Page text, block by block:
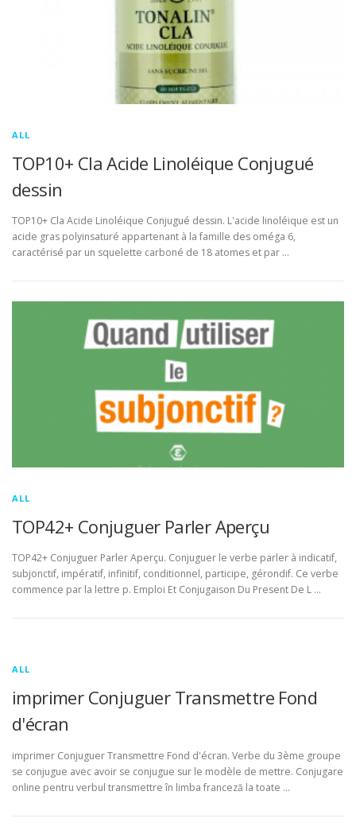
ALL
TOP10+ Cla Acide Linoléique Conjugué
dessin
TOP10+ Cla Acide Linoléique Conjugué dessin. L'acide linoléique est un
acide gras polyinsaturé appartenant à la famille des oméga 6,
caractérisé par un squelette carboné de 18 atomes et par …
ALL
TOP42+ Conjuguer Parler Aperçu
TOP42+ Conjuguer Parler Aperçu. Conjuguer le verbe parler à indicatif,
subjonctif, impératif, infinitif, conditionnel, participe, gérondif. Ce verbe
commence par la lettre p. Emploi Et Conjugaison Du Present De L …
ALL
imprimer Conjuguer Transmettre Fond
d'écran
imprimer Conjuguer Transmettre Fond d'écran. Verbe du 3ème groupe
se conjugue avec avoir se conjugue sur le modèle de mettre. Conjugare
online pentru verbul transmettre în limba franceză la toate …